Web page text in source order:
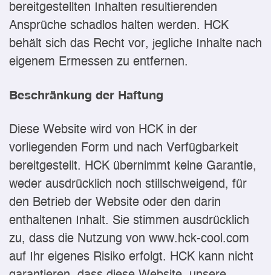
bereitgestellten Inhalten resultierenden
Ansprüche schadlos halten werden. HCK
behält sich das Recht vor, jegliche Inhalte nach
eigenem Ermessen zu entfernen.
Beschränkung der Haftung
Diese Website wird von HCK in der
vorliegenden Form und nach Verfügbarkeit
bereitgestellt. HCK übernimmt keine Garantie,
weder ausdrücklich noch stillschweigend, für
den Betrieb der Website oder den darin
enthaltenen Inhalt. Sie stimmen ausdrücklich
zu, dass die Nutzung von www.hck-cool.com
auf Ihr eigenes Risiko erfolgt. HCK kann nicht